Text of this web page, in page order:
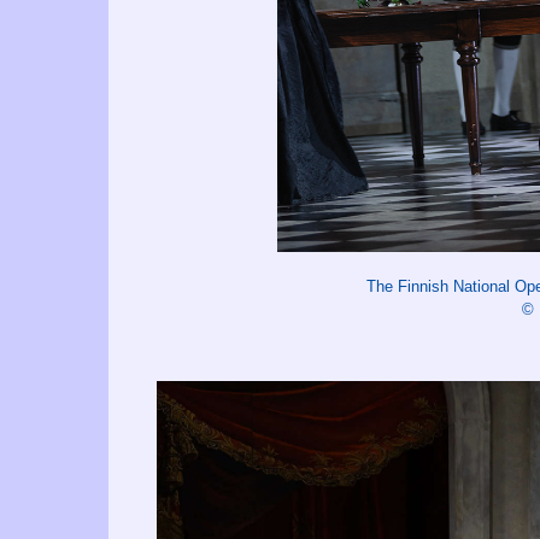
The Finnish National
©